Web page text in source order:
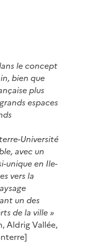
le concept
bien que
plus
espaces
Université
avec un
unique en Ile-
vers la
un des
de la ville »
Aldrig Vallée,